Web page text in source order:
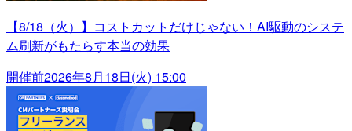
【8/18（火）】コストカットだけじゃない！AI駆動のシステ
ム刷新がもたらす本当の効果
開催前2026年8月18日(火) 15:00